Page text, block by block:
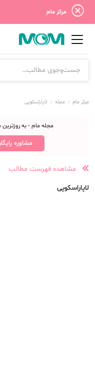
مرکز مام
مرکز مام مجله لاپاراسکوپی
مجله مام - به روزترین
مشاوره
مشاهده فهرست مطالب
لاپاراسکوپی